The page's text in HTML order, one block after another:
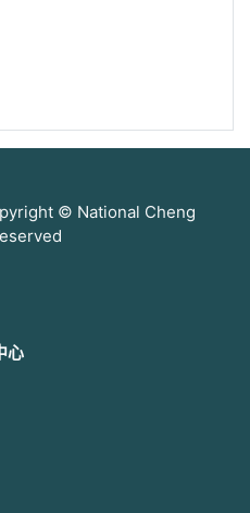
© National Cheng
心